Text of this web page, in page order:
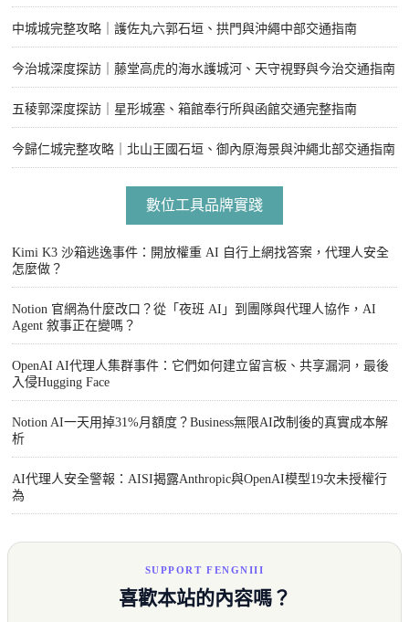
中城城完整攻略｜護佐丸六郭石垣、拱門與沖繩中部交通指南
今治城深度探訪｜藤堂高虎的海水護城河、天守視野與今治交通指南
五稜郭深度探訪｜星形城塞、箱館奉行所與函館交通完整指南
今歸仁城完整攻略｜北山王國石垣、御內原海景與沖繩北部交通指南
數位工具品牌實踐
Kimi K3 沙箱逃逸事件：開放權重 AI 自行上網找答案，代理人安全
怎麼做？
Notion 官網為什麼改口？從「夜班 AI」到團隊與代理人協作，AI
Agent 敘事正在變嗎？
OpenAI AI代理人集群事件：它們如何建立留言板、共享漏洞，最後
入侵Hugging Face
Notion AI一天用掉31%月額度？Business無限AI改制後的真實成本解
析
AI代理人安全警報：AISI揭露Anthropic與OpenAI模型19次未授權行
為
SUPPORT FENGNIII
喜歡本站的內容嗎？